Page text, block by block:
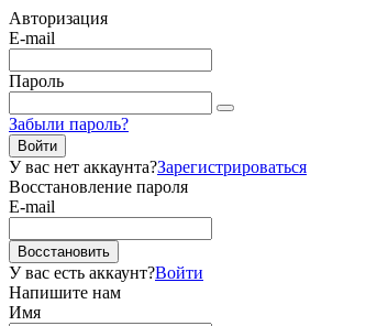
Авторизация
E-mail
Пароль
Забыли пароль?
Войти
У вас нет аккаунта?Зарегистрироваться
Восстановление пароля
E-mail
Восстановить
У вас есть аккаунт?Войти
Напишите нам
Имя